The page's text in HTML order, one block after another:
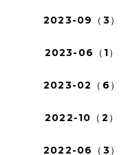
2023-09（3）
2023-06（1）
2023-02（6）
2022-10（2）
2022-06（3）